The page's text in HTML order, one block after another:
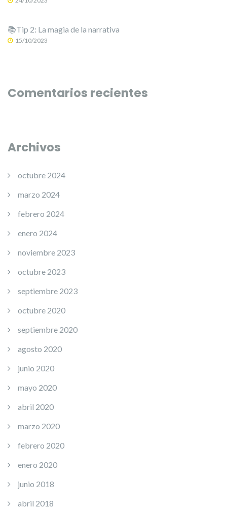
📚Tip 2: La magia de la narrativa
15/10/2023
Comentarios recientes
Archivos
octubre 2024
marzo 2024
febrero 2024
enero 2024
noviembre 2023
octubre 2023
septiembre 2023
octubre 2020
septiembre 2020
agosto 2020
junio 2020
mayo 2020
abril 2020
marzo 2020
febrero 2020
enero 2020
junio 2018
abril 2018